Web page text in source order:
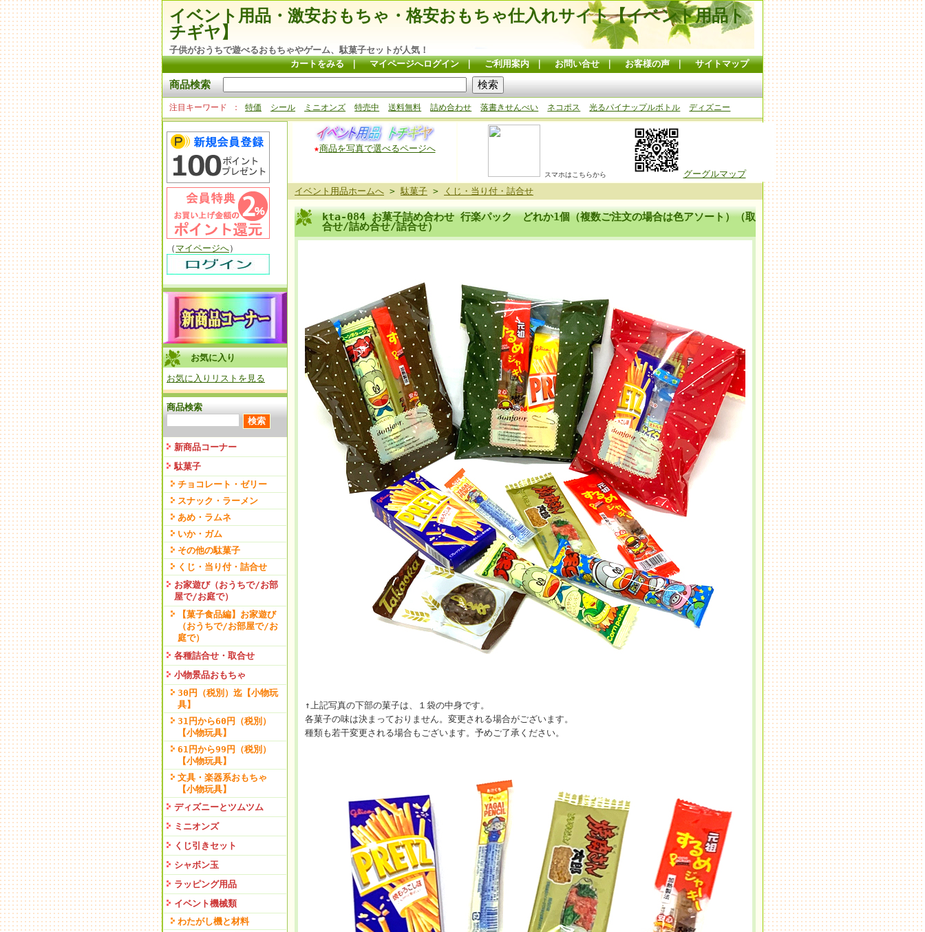
イベント用品・激安おもちゃ・格安おもちゃ仕入れサイト【イベント用品ト
チギヤ】
子供がおうちで遊べるおもちゃやゲーム、駄菓子セットが人気！
カートをみる｜ マイページへログイン｜ ご利用案内｜ お問い合せ｜ お客様の声｜ サイトマップ
商品検索
注目キーワード 特価 シール ミニオンズ 特売中 送料無料 詰め合わせ 落書きせんべい ネコポス 光るパイナップルボトル ディズニー
（ マイページへ）
お気に入り
お気に入りリストを見る
商品検索
新商品コーナー
駄菓子
チョコレート・ゼリー
スナック・ラーメン
あめ・ラムネ
いか・ガム
その他の駄菓子
くじ・当り付・詰合せ
お家遊び（おうちで/お部
屋で/お庭で）
【菓子食品編】お家遊び
（おうちで/お部屋で/お
庭で）
各種詰合せ・取合せ
小物景品おもちゃ
30円（税別）迄【小物玩
具】
31円から60円（税別）
【小物玩具】
61円から99円（税別）
【小物玩具】
文具・楽器系おもちゃ
【小物玩具】
ディズニーとツムツム
ミニオンズ
くじ引きセット
シャボン玉
ラッピング用品
イベント機械類
わたがし機と材料
★商品を写真で選べるページへ
スマホはこちらから
グーグルマップ
イベント用品ホームへ >駄菓子 > くじ・当り付・詰合せ
kta-084 お菓子詰め合わせ 行楽パック どれか1個（複数ご注文の場合は色アソート）（取
合せ/詰め合せ/詰合せ）
↑上記写真の下部の菓子は、１袋の中身です。
各菓子の味は決まっておりません。変更される場合がございます。
種類も若干変更される場合もございます。予めご了承ください。